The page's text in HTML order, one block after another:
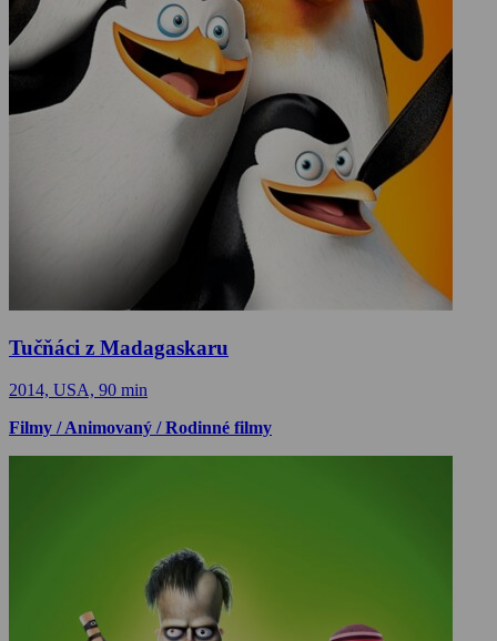
Tučňáci z Madagaskaru
2014, USA, 90 min
Filmy / Animovaný / Rodinné filmy